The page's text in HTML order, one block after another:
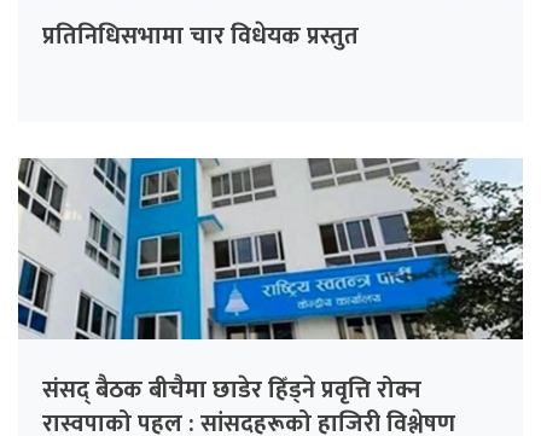
प्रतिनिधिसभामा चार विधेयक प्रस्तुत
संसद् बैठक बीचैमा छाडेर हिँड्ने प्रवृत्ति रोक्न
रास्वपाको पहल : सांसदहरूको हाजिरी विश्लेषण